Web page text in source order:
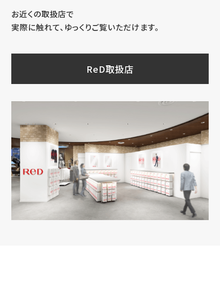
お近くの取扱店で
実際に触れて、ゆっくりご覧いただけます。
ReD取扱店